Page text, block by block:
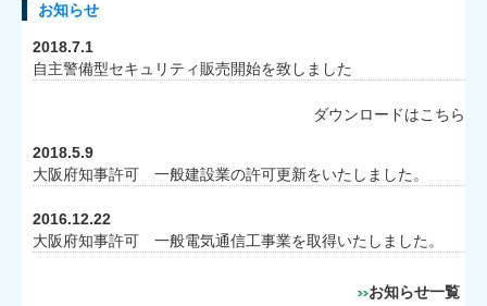
お知らせ
2018.7.1
自主警備型セキュリティ販売開始を致しました
ダウンロードはこちら
2018.5.9
大阪府知事許可 一般建設業の許可更新をいたしました。
2016.12.22
大阪府知事許可 一般電気通信工事業を取得いたしました。
お知らせ一覧